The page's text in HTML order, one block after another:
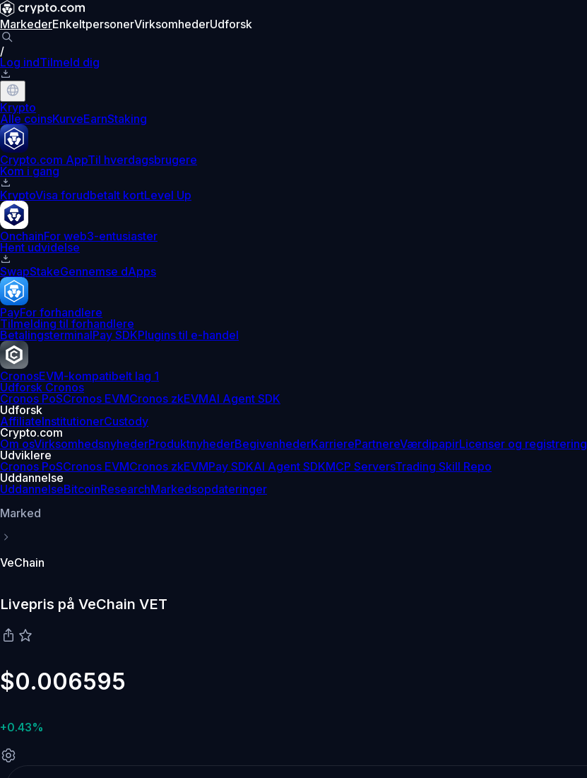
MarkederEnkeltpersonerVirksomhederUdforsk
/
Log indTilmeld dig
Krypto
Alle coinsKurveEarnStaking
Crypto.com AppTil hverdagsbrugere
Kom i gang
KryptoVisa forudbetalt kortLevel Up
OnchainFor web3-entusiaster
Hent udvidelse
SwapStakeGennemse dApps
PayFor forhandlere
Tilmelding til forhandlere
BetalingsterminalPay SDKPlugins til e-handel
CronosEVM-kompatibelt lag 1
Udforsk Cronos
Cronos PoSCronos EVMCronos zkEVMAI Agent SDK
Udforsk
AffiliateInstitutionerCustody
Crypto.com
Om osVirksomhedsnyhederProduktnyhederBegivenhederKarrierePartnereVærdipapirLicenser og registrering
Udviklere
Cronos PoSCronos EVMCronos zkEVMPay SDKAI Agent SDKMCP ServersTrading Skill Repo
Uddannelse
UddannelseBitcoinResearchMarkedsopdateringer
Marked
VeChain
Livepris på VeChain VET
$0.006595
+0.43%